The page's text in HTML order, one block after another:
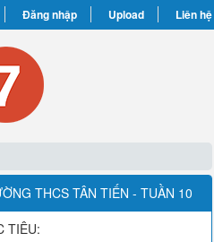
Đăng nhập Upload Liên hệ
THCS TÂN TIẾN - TUẦN 10
TIÊU: